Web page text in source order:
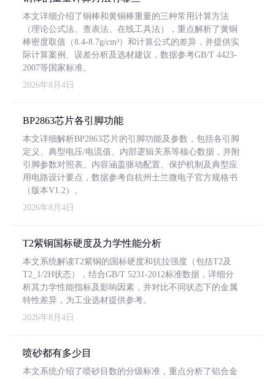
本文详细介绍了铜棒和黄铜棒重量的三种常用计算方法
（理论公式法、查表法、在线工具法），重点解析了黄铜
棒密度取值（8.4-8.7g/cm³）和计算公式的差异，并提供实
际计算案例、误差分析及选材建议，数据参考GB/T 4423-
2007等国家标准。
2026年8月4日
BP2863芯片各引脚功能
本文详细解析BP2863芯片的引脚功能及参数，包括各引脚
定义、典型电压/电流值、内部逻辑关系等核心数据，并附
引脚参数对照表。内容涵盖驱动配置、保护机制及典型应
用电路设计要点，数据参考自杭州士兰微电子官方规格书
（版本V1.2）。
2026年8月4日
T2紫铜国标硬度及力学性能分析
本文系统解读T2紫铜的国标硬度和抗拉强度（包括T2及
T2_1/2H状态），结合GB/T 5231-2012标准数据，详细分
析其力学性能指标及影响因素，并对比不同状态下的金属
特性差异，为工业选材提供参考。
2026年8月4日
喷砂都有多少目
本文系统介绍了喷砂目数的分级标准，重点分析了铝合金